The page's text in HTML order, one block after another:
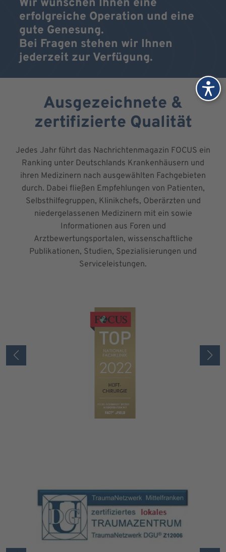
Wir wünschen Ihnen eine
erfolgreiche Operation und eine
gute Genesung.
Bei Fragen stehen wir Ihnen
jederzeit zur Verfügung.
Ausgezeichnete &
zertifizierte Qualität
Jedes Jahr führt das Nachrichtenmagazin FOCUS ein
Ranking unter Deutschlands Krankenhäusern und
ihren Medizinern nach ausgewählten Fachgebieten
durch. Dabei fließen Empfehlungen von Patienten,
Selbsthilfegruppen, Klinikchefs, Oberärzten und
niedergelassenen Medizinern mit ein sowie
Informationen aus Foren und
Arztbewertungsportalen, wissenschaftliche
Publikationen, Studien, Spezialisierungen und
Serviceleistungen.